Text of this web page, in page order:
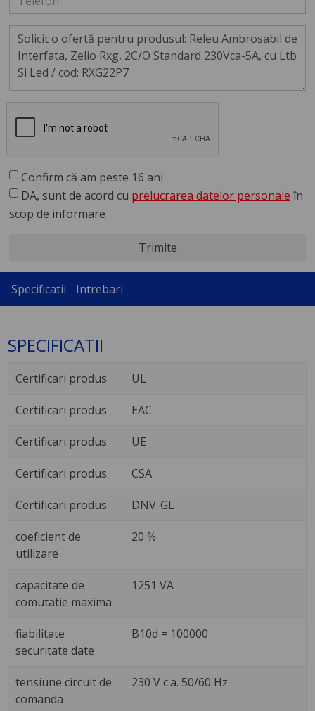
Confirm că am peste 16 ani
DA, sunt de acord cu prelucrarea datelor personale în
scop de informare
Trimite
Specificatii Intrebari
SPECIFICATII
Certificari produs UL
Certificari produs EAC
Certificari produs UE
Certificari produs CSA
Certificari produs DNV-GL
coeficient de
utilizare
20 %
capacitate de
comutatie maxima
1251 VA
fiabilitate
securitate date
B10d = 100000
tensiune circuit de
comanda
230 V c.a. 50/60 Hz